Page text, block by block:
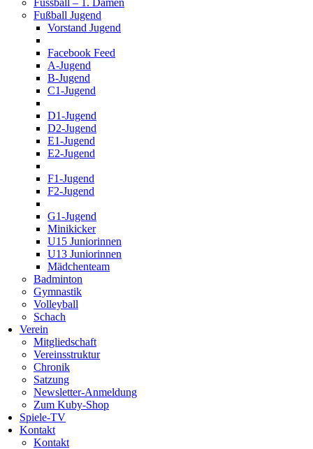
Fussball – 1. Damen
Fußball Jugend
Vorstand Jugend
Facebook Feed
A-Jugend
B-Jugend
C1-Jugend
D1-Jugend
D2-Jugend
E1-Jugend
E2-Jugend
F1-Jugend
F2-Jugend
G1-Jugend
Minikicker
U15 Juniorinnen
U13 Juniorinnen
Mädchenteam
Badminton
Gymnastik
Volleyball
Schach
Verein
Mitgliedschaft
Vereinsstruktur
Chronik
Satzung
Newsletter-Anmeldung
Zum Kuby-Shop
Spiele-TV
Kontakt
Kontakt